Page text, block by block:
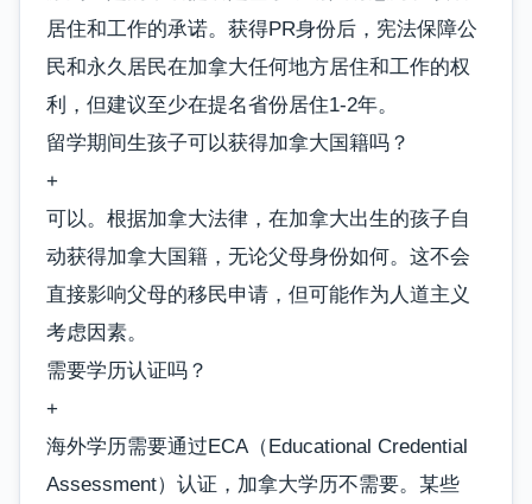
居住和工作的承诺。获得PR身份后，宪法保障公
民和永久居民在加拿大任何地方居住和工作的权
利，但建议至少在提名省份居住1-2年。
留学期间生孩子可以获得加拿大国籍吗？
+
可以。根据加拿大法律，在加拿大出生的孩子自
动获得加拿大国籍，无论父母身份如何。这不会
直接影响父母的移民申请，但可能作为人道主义
考虑因素。
需要学历认证吗？
+
海外学历需要通过ECA（Educational Credential
Assessment）认证，加拿大学历不需要。某些